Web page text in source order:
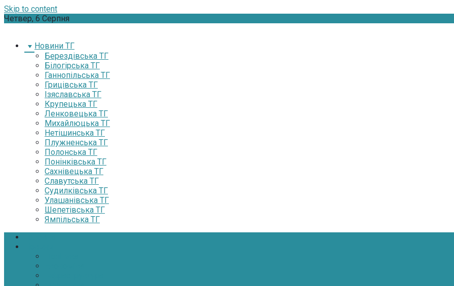
Skip to content
Четвер, 6 Серпня
Новини ТГ
Берездівська ТГ
Білогірська ТГ
Ганнопільська ТГ
Грицівська ТГ
Ізяславська ТГ
Крупецька ТГ
Ленковецька ТГ
Михайлюцька ТГ
Нетішинська ТГ
Плужненська ТГ
Полонська ТГ
Понінківська ТГ
Сахнівецька ТГ
Славутська ТГ
Судилківська ТГ
Улашанівська ТГ
Шепетівська ТГ
Ямпільська ТГ